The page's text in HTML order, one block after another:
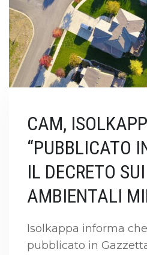
CAM,
“PUBBLICATO
IL DECRETO
AMBIENTALI
Isolkappa informa
pubblicato in